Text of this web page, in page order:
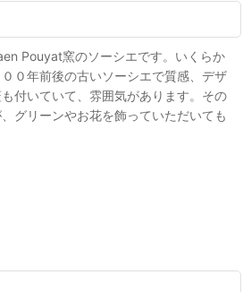
Pouyat窯のソーシエです。いくらか
０年前後の古いソーシエで質感、デザ
付いていて、雰囲気があります。その
グリーンやお花を飾っていただいても